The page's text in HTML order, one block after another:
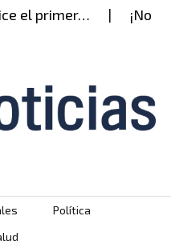
el primer… ¡No
Política